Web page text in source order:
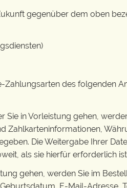
gegenüber dem oben
des folgenden
Sie in Vorleistung gehen,
Zahlkarteninformationen,
Die Weitergabe Ihrer
als sie hierfür erforderlich
gehen, werden Sie im